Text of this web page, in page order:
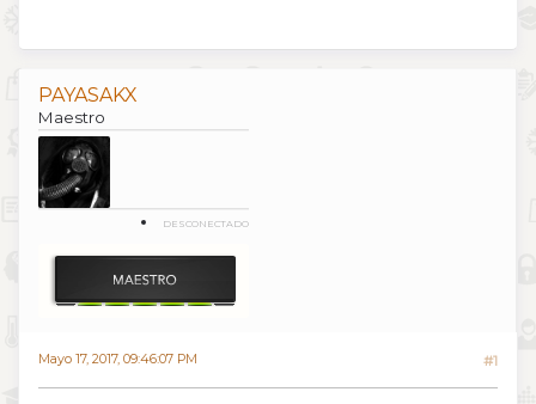
PAYASAKX
Maestro
DESCONECTADO
Mayo 17, 2017, 09:46:07 PM #1